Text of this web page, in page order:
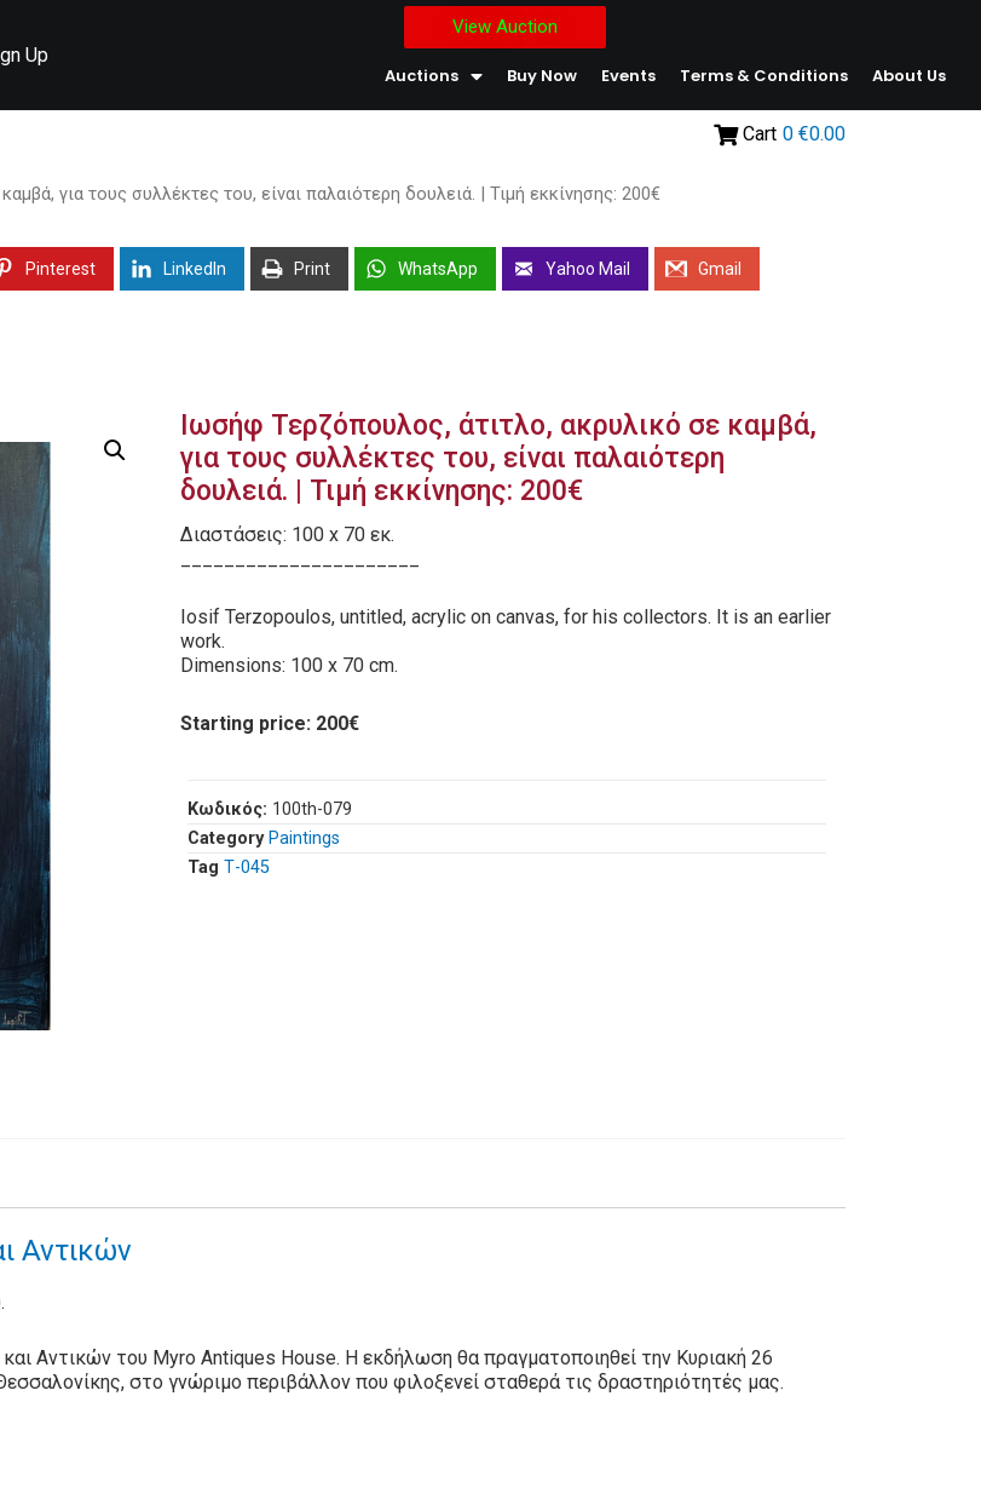
Up
View Auction
Auctions Buy Now Events Terms & Conditions About Us
Cart 0 €0.00
για τους συλλέκτες του, είναι παλαιότερη δουλειά. | Τιμή εκκίνησης: 200€
Pinterest LinkedIn Print WhatsApp Yahoo Mail Gmail
Ιωσήφ Τερζόπουλος, άτιτλο, ακρυλικό σε καμβά,
για τους συλλέκτες του, είναι παλαιότερη
δουλειά. | Τιμή εκκίνησης: 200€
Διαστάσεις: 100 x 70 εκ.
Iosif Terzopoulos, untitled, acrylic on canvas, for his collectors. It is an earlier
work.
Dimensions: 100 x 70 cm.
Starting price: 200€
Κωδικός: 100th-079
Category Paintings
Tag Τ-045
Αντικών
Αντικών του Myro Antiques House. Η εκδήλωση θα πραγματοποιηθεί την Κυριακή 26
στο γνώριμο περιβάλλον που φιλοξενεί σταθερά τις δραστηριότητές μας.